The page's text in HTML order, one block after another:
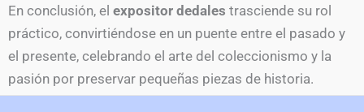
En conclusión, el expositor dedales trasciende su rol
práctico, convirtiéndose en un puente entre el pasado y
el presente, celebrando el arte del coleccionismo y la
pasión por preservar pequeñas piezas de historia.